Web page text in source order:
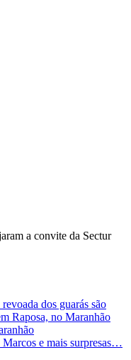
a convite da Sectur
dos guarás são
Raposa, no Maranhão
Marcos e mais surpresas…